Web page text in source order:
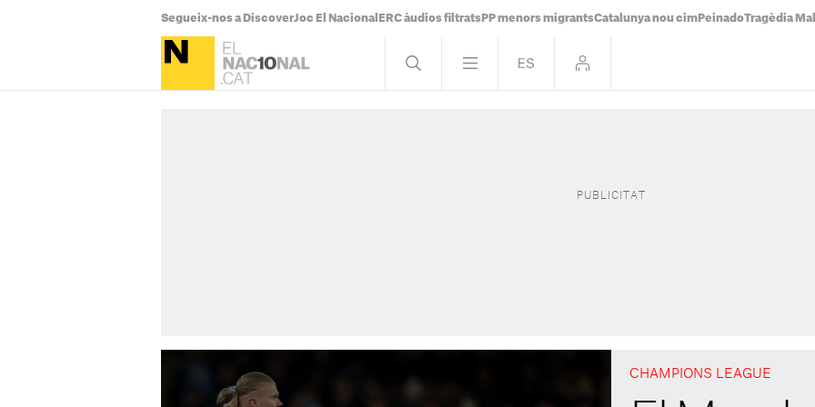
Segueix-nos a DiscoverJoc El Nacional ERC àudios filtrats PP menors migrantsCatalunya nou cim PeinadoTragèdia
CHAMPIONS LEAGUE